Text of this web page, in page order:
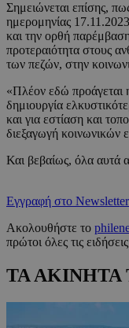
Σημειώνεται επίσης,
ημερομηνίας
και την ορθή
προτεραιότητα στους
των πεζών, στην
«Πλέον εδώ προάγεται
δημιουργία
και για εστίαση και
διεξαγωγή
Και βεβαίως, όλα αυτά
Εγγραφή στο Newsletter
Ακολουθήστε το
πρώτοι όλες τις
ΤΑ